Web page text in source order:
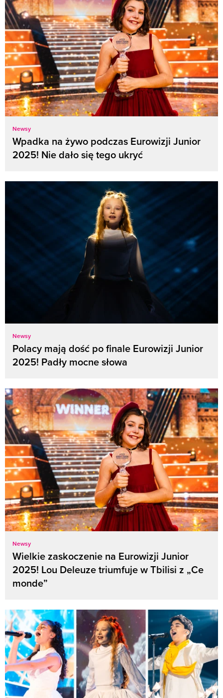
Newsy
Wpadka na żywo podczas Eurowizji Junior
2025! Nie dało się tego ukryć
Newsy
Polacy mają dość po finale Eurowizji Junior
2025! Padły mocne słowa
Newsy
Wielkie zaskoczenie na Eurowizji Junior
2025! Lou Deleuze triumfuje w Tbilisi z „Ce
monde”